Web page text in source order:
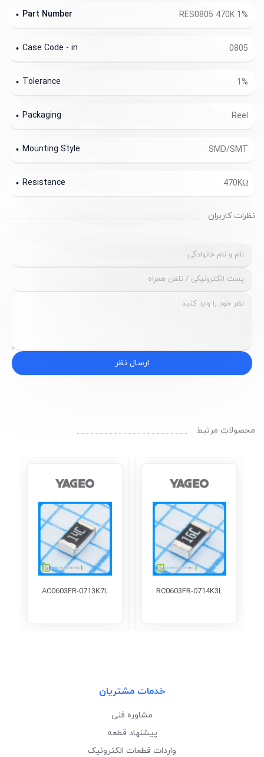
RES0805 470K 1%
Part Number
0805
Case Code - in
1%
Tolerance
Reel
Packaging
SMD/SMT
Mounting Style
470KΩ
Resistance
نظرات کاربران
ارسال نظر
محصولات مرتبط
RC0603FR-0714K3L
AC0603FR-0713K7L
خدمات مشتریان
مشاوره فنی
پیشنهاد قطعه
واردات قطعات الکترونیک